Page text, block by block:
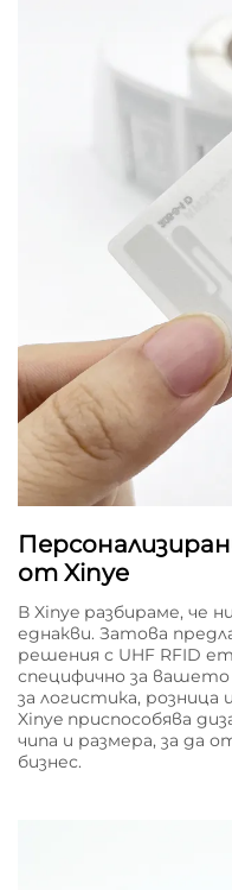
от Xinye
В Xinye разбираме, че
еднакви. Затова
решения с UHF RFID
специфично за
за логистика, розница
Xinye приспособява
чипа и размера, за да
бизнес.